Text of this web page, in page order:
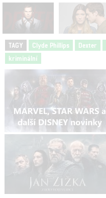
TAGY Clyde Phillips Dexter
kriminální